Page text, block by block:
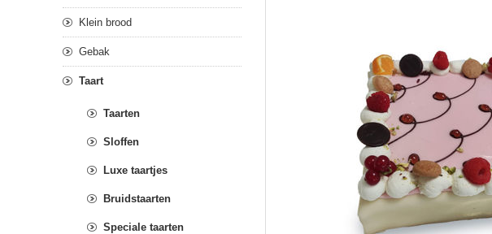
Klein brood
Gebak
Taart
Taarten
Sloffen
Luxe taartjes
Bruidstaarten
Speciale taarten